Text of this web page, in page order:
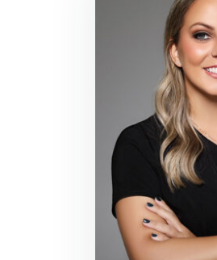
fakultetu
U
Još na
privlači
godine
oblasti i
Posebno
prevenciju